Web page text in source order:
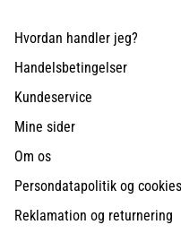
Hvordan handler jeg?
Handelsbetingelser
Kundeservice
Mine sider
Om os
Persondatapolitik og cookies
Reklamation og returnering